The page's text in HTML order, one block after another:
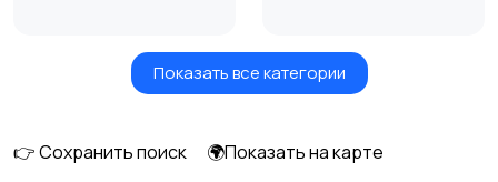
Будущим мамам Верхняя одежда
Показать все категории
👉 Сохранить поиск
🌍Показать на карте